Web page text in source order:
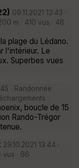
09.11.2021 13:43 ·
m · 410 vus · 48
plage du Lédano.
l'intérieur. Le
Superbes vues
· Randonnée
·
boucle de 15
Rando-Trégor
29.10.2021 13:44 ·
vus · 66